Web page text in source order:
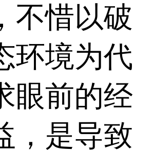
不惜以破
环境为代
眼前的经
，是导致